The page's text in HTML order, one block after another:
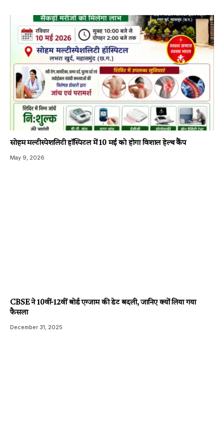
सोहम मल्टीस्पेशलिटी हॉस्पिटल में 10 मई को होगा विशाल हेल्थ कैंप
May 9, 2026
CBSE ने 10वीं-12वीं बोर्ड एग्जाम की डेट बदली, जानिए क्यों लिया गया
फैसला
December 31, 2025